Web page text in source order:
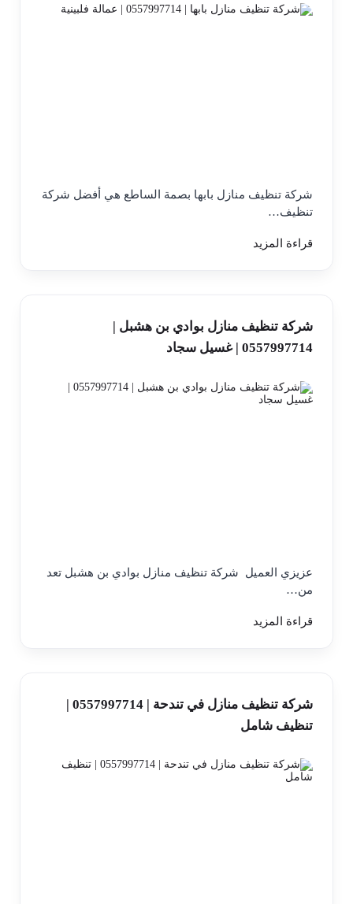
شركة تنظيف منازل بابها بصمة الساطع هي أفضل شركة
تنظيف…
قراءة المزيد
شركة تنظيف منازل بوادي بن هشبل |
0557997714 | غسيل سجاد
عزيزي العميل شركة تنظيف منازل بوادي بن هشبل تعد
من…
قراءة المزيد
شركة تنظيف منازل في تندحة | 0557997714 |
تنظيف شامل